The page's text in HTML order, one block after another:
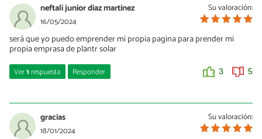
Su valoración:
neftali junior diaz martinez
16/05/2024
será que yo puedo emprender mi propia pagina para prender mi
propia emprasa de plantr solar
Ver1respuesta Responder 3 5
09/05/2025
si te lo propones,claro que si
Su valoración:
gracias
18/01/2024